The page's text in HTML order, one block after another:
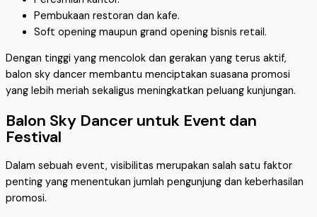
Pembukaan restoran dan kafe.
Soft opening maupun grand opening bisnis retail.
Dengan tinggi yang mencolok dan gerakan yang terus aktif,
balon sky dancer membantu menciptakan suasana promosi
yang lebih meriah sekaligus meningkatkan peluang kunjungan.
Balon Sky Dancer untuk Event dan
Festival
Dalam sebuah event, visibilitas merupakan salah satu faktor
penting yang menentukan jumlah pengunjung dan keberhasilan
promosi.